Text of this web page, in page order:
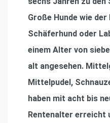
Große Hunde wie
Schäferhund oder
einem Alter von
alt angesehen.
Mittelpudel,
haben mit acht bis
Rentenalter erreicht